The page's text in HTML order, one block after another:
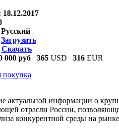
18.12.2017
Русский
Загрузить
Скачать
000 руб 365 USD 316 EUR
покупка
актуальной информации о
отрасли России,
конкурентной среды на